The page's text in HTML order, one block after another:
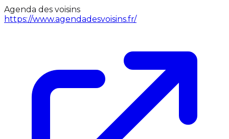
Agenda des voisins
https://www.agendadesvoisins.fr/